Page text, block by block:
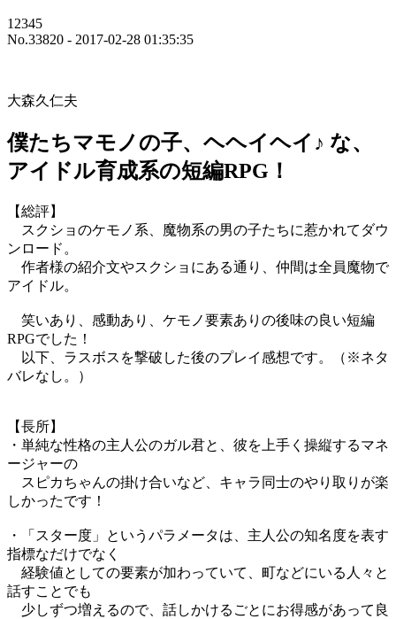
12345
No.33820 - 2017-02-28 01:35:35
大森久仁夫
僕たちマモノの子、ヘヘイヘイ♪ な、
アイドル育成系の短編RPG！
【総評】
スクショのケモノ系、魔物系の男の子たちに惹かれてダウ
ンロード。
作者様の紹介文やスクショにある通り、仲間は全員魔物で
アイドル。
笑いあり、感動あり、ケモノ要素ありの後味の良い短編
RPGでした！
以下、ラスボスを撃破した後のプレイ感想です。（※ネタ
バレなし。）
【長所】
・単純な性格の主人公のガル君と、彼を上手く操縦するマネ
ージャーの
スピカちゃんの掛け合いなど、キャラ同士のやり取りが楽
しかったです！
・「スター度」というパラメータは、主人公の知名度を表す
指標なだけでなく
経験値としての要素が加わっていて、町などにいる人々と
話すことでも
少しずつ増えるので、話しかけるごとにお得感があって良